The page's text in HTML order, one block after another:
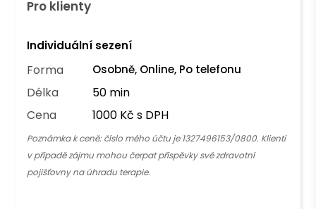
Pro klienty
Individuální sezení
Forma Osobně, Online, Po telefonu
Délka
50 min
Cena
1000 Kč s DPH
Poznámka k ceně:číslo mého účtu je 1327496153/0800. Klienti
v případě zájmu mohou čerpat příspěvky své zdravotní
pojišťovny na úhradu terapie.